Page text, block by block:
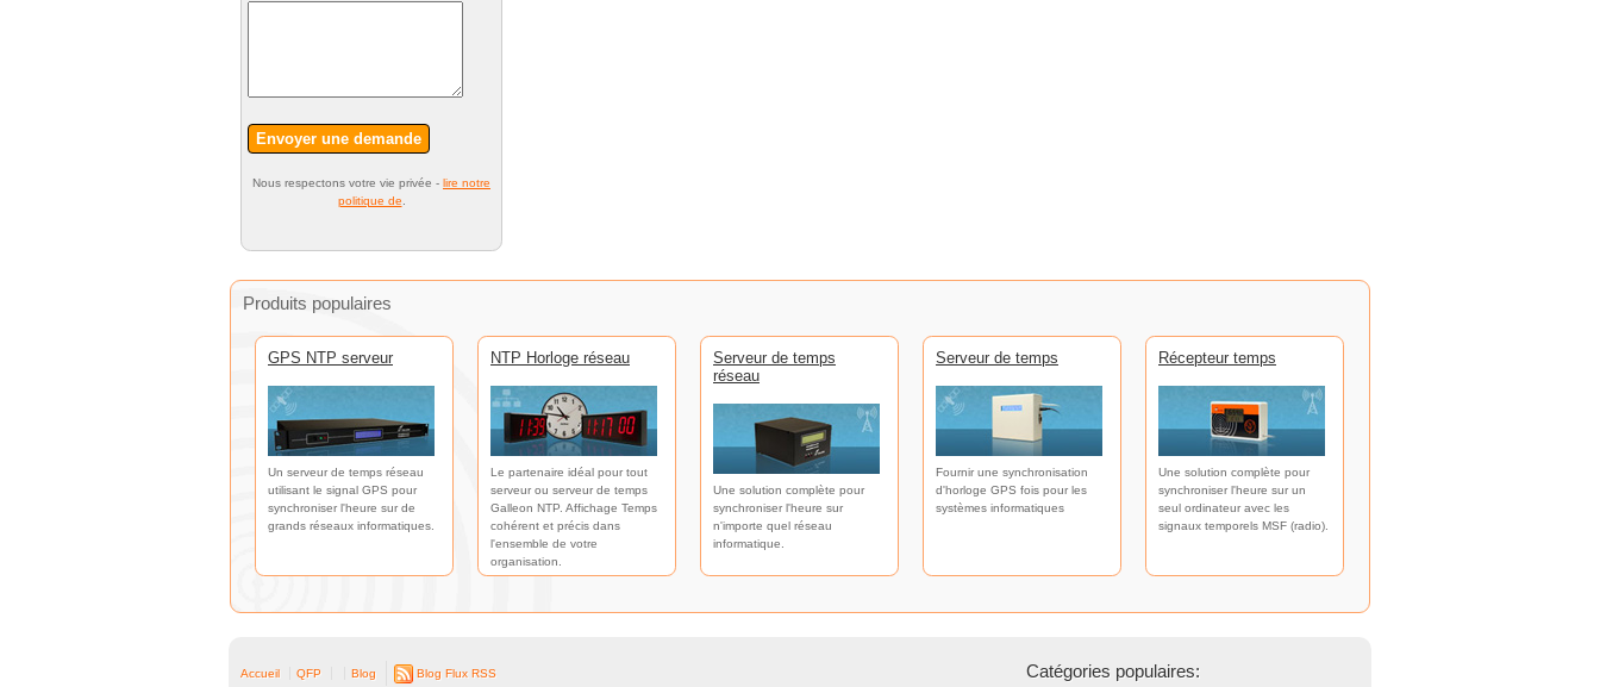
Envoyer une demande
Nous respectons votre vie privée - lire notre
politique de.
Produits populaires
GPS NTP serveur
Un serveur de temps réseau
utilisant le signal GPS pour
synchroniser l'heure sur de
grands réseaux informatiques.
NTP Horloge réseau
Le partenaire idéal pour tout
serveur ou serveur de temps
Galleon NTP. Affichage Temps
cohérent et précis dans
l'ensemble de votre
organisation.
Serveur de temps
réseau
Une solution complète pour
synchroniser l'heure sur
n'importe quel réseau
informatique.
Serveur de temps
Fournir une synchronisation
d'horloge GPS fois pour les
systèmes informatiques
Récepteur temps
Une solution complète pour
synchroniser l'heure sur un
seul ordinateur avec les
signaux temporels MSF (radio).
Accueil QFP Blog Blog Flux RSS Catégories populaires: